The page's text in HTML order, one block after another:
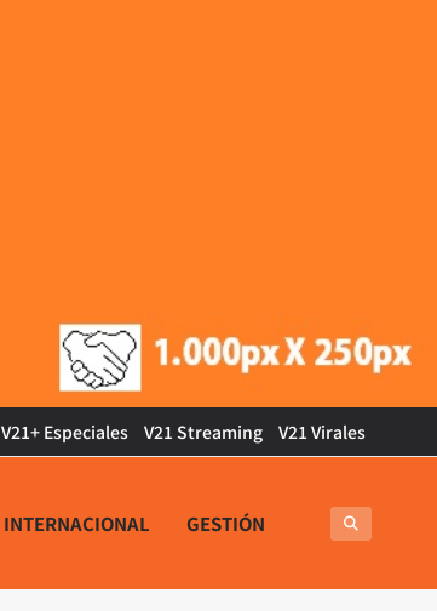
V21+ Especiales V21 Streaming V21 Virales
INTERNACIONAL GESTIÓN